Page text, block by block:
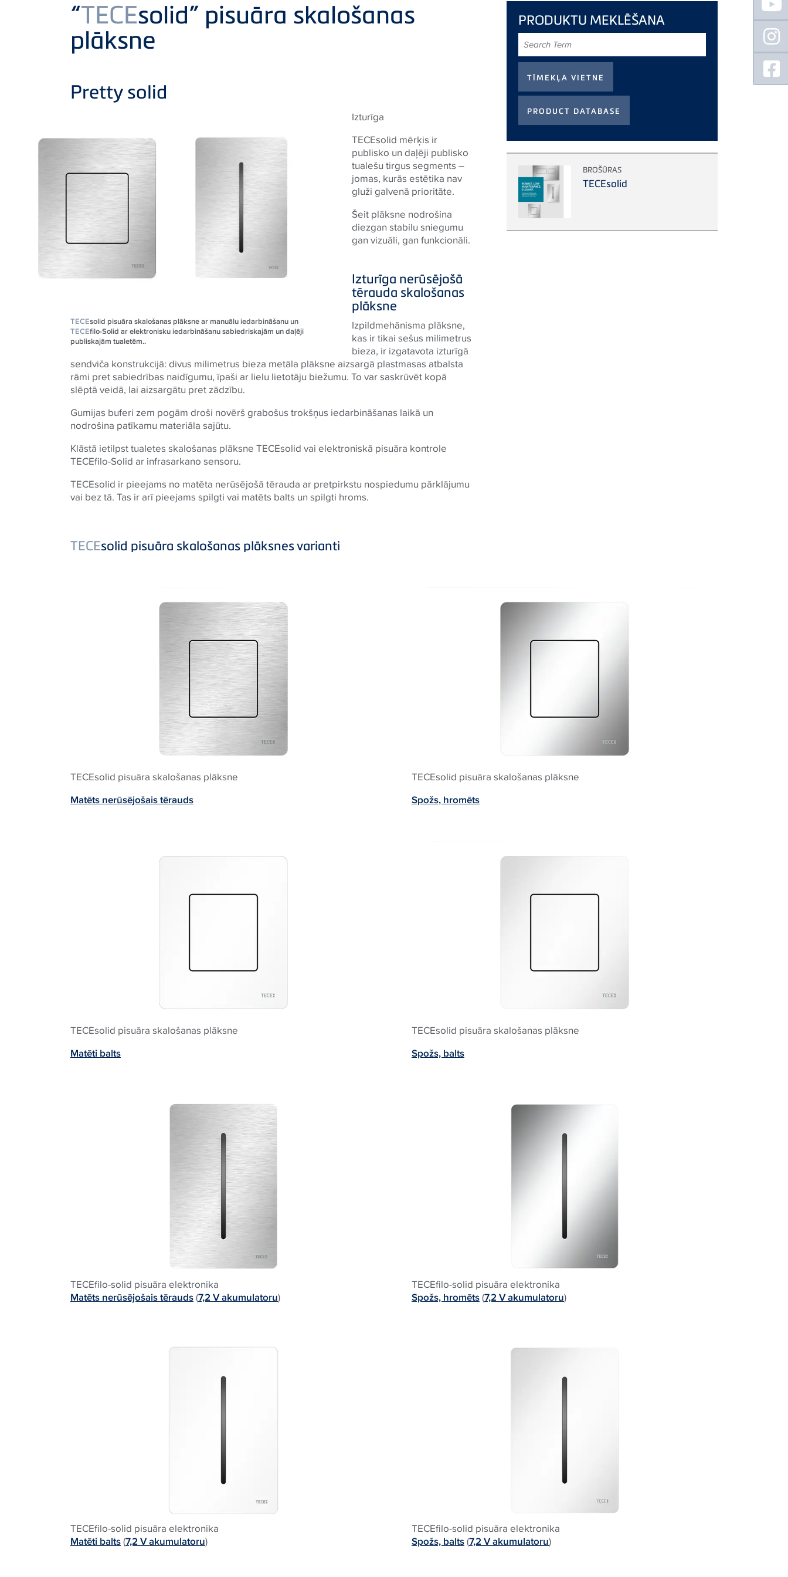
“TECEsolid” pisuāra skalošanas
plāksne
Pretty solid
TECEsolid pisuāra skalošanas plāksne ar manuālu iedarbināšanu un
TECEfilo-Solid ar elektronisku iedarbināšanu sabiedriskajām un daļēji
publiskajām tualetēm..
Izturīga
TECEsolid mērķis ir
publisko un daļēji publisko
tualešu tirgus segments –
jomas, kurās estētika nav
gluži galvenā prioritāte.
Šeit plāksne nodrošina
diezgan stabilu sniegumu
gan vizuāli, gan funkcionāli.
Izturīga nerūsējošā
tērauda skalošanas
plāksne
Izpildmehānisma plāksne,
kas ir tikai sešus milimetrus
bieza, ir izgatavota izturīgā
sendviča konstrukcijā: divus milimetrus bieza metāla plāksne aizsargā plastmasas atbalsta
rāmi pret sabiedrības naidīgumu, īpaši ar lielu lietotāju biežumu. To var saskrūvēt kopā
slēptā veidā, lai aizsargātu pret zādzību.
Gumijas buferi zem pogām droši novērš grabošus trokšņus iedarbināšanas laikā un
nodrošina patīkamu materiāla sajūtu.
Klāstā ietilpst tualetes skalošanas plāksne TECEsolid vai elektroniskā pisuāra kontrole
TECEfilo-Solid ar infrasarkano sensoru.
TECEsolid ir pieejams no matēta nerūsējošā tērauda ar pretpirkstu nospiedumu pārklājumu
vai bez tā. Tas ir arī pieejams spilgti vai matēts balts un spilgti hroms.
PRODUKTU MEKLĒŠANA
Term
BROŠŪRAS
TECEsolid
TECEsolid pisuāra skalošanas plāksnes varianti
TECEsolid pisuāra skalošanas plāksne
Matēts nerūsējošais tērauds
TECEsolid pisuāra skalošanas plāksne
Matēti balts
TECEfilo-solid pisuāra elektronika
Matēts nerūsējošais tērauds(7,2 V akumulatoru)
TECEfilo-solid pisuāra elektronika
Matēti balts(7,2 V akumulatoru)
TECEsolid pisuāra skalošanas plāksne
Spožs, hromēts
TECEsolid pisuāra skalošanas plāksne
Spožs, balts
TECEfilo-solid pisuāra elektronika
Spožs, hromēts(7,2 V akumulatoru)
TECEfilo-solid pisuāra elektronika
Spožs, balts(7,2 V akumulatoru)
Sidebar